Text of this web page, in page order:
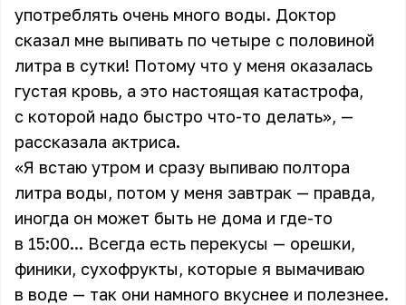
употреблять очень много воды. Доктор
сказал мне выпивать по четыре с половиной
литра в сутки! Потому что у меня оказалась
густая кровь, а это настоящая катастрофа,
с которой надо быстро что-то делать», —
рассказала актриса.
«Я встаю утром и сразу выпиваю полтора
литра воды, потом у меня завтрак — правда,
иногда он может быть не дома и где-то
в 15:00... Всегда есть перекусы — орешки,
финики, сухофрукты, которые я вымачиваю
в воде — так они намного вкуснее и полезнее.